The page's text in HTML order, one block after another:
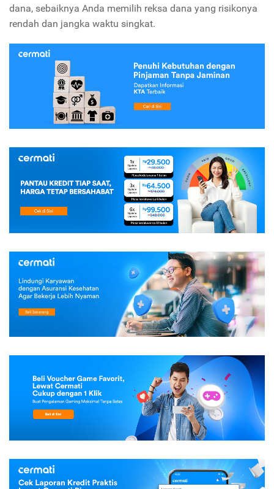
dana, sebaiknya Anda memilih reksa dana yang risikonya
rendah dan jangka waktu singkat.